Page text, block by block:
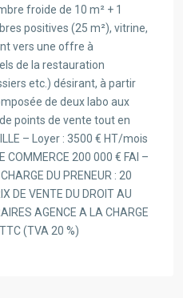
froide de 10 m² + 1
positives (25 m²), vitrine,
vers une offre à
de la restauration
etc.) désirant, à partir
de deux labo aux
points de vente tout en
– Loyer : 3500 € HT/mois
COMMERCE 200 000 € FAI –
DU PRENEUR : 20
DE VENTE DU DROIT AU
AGENCE A LA CHARGE
(TVA 20 %)